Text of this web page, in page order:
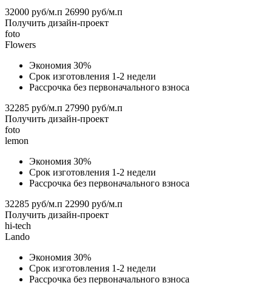
32000 руб/м.п 26990 руб/м.п
Получить дизайн-проект
foto
Flowers
Экономия 30%
Срок изготовления 1-2 недели
Рассрочка без первоначального взноса
32285 руб/м.п 27990 руб/м.п
Получить дизайн-проект
foto
lemon
Экономия 30%
Срок изготовления 1-2 недели
Рассрочка без первоначального взноса
32285 руб/м.п 22990 руб/м.п
Получить дизайн-проект
hi-tech
Lando
Экономия 30%
Срок изготовления 1-2 недели
Рассрочка без первоначального взноса